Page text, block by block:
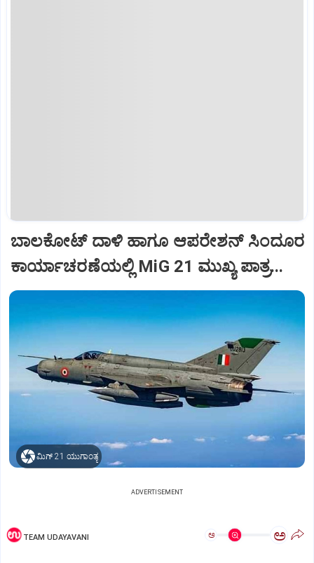
ಬಾಲಕೋಟ್‌ ದಾಳಿ ಹಾಗೂ ಆಪರೇಶನ್‌ ಸಿಂದೂರ
ಕಾರ್ಯಾಚರಣೆಯಲ್ಲಿ MiG 21 ಮುಖ್ಯ ಪಾತ್ರ...
ಮಿಗ್‌ 21 ಯುಗಾಂತ್ಯ
ADVERTISEMENT
TEAM UDAYAVANI ಅ ಅ